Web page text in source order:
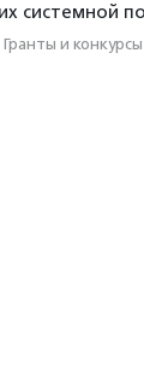
системной
Гранты и конкурсы